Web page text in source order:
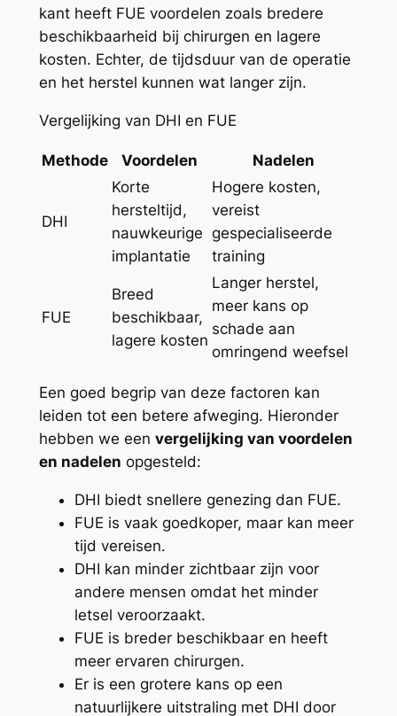
kant heeft FUE voordelen zoals bredere
beschikbaarheid bij chirurgen en lagere
kosten. Echter, de tijdsduur van de operatie
en het herstel kunnen wat langer zijn.
Vergelijking van DHI en FUE
Methode Voordelen Nadelen
DHI
Korte
hersteltijd,
nauwkeurige
implantatie
Hogere kosten,
vereist
gespecialiseerde
training
FUE
Breed
beschikbaar,
lagere kosten
Langer herstel,
meer kans op
schade aan
omringend weefsel
Een goed begrip van deze factoren kan
leiden tot een betere afweging. Hieronder
hebben we een vergelijking van voordelen
en nadelen opgesteld:
DHI biedt snellere genezing dan FUE.
FUE is vaak goedkoper, maar kan meer
tijd vereisen.
DHI kan minder zichtbaar zijn voor
andere mensen omdat het minder
letsel veroorzaakt.
FUE is breder beschikbaar en heeft
meer ervaren chirurgen.
Er is een grotere kans op een
natuurlijkere uitstraling met DHI door